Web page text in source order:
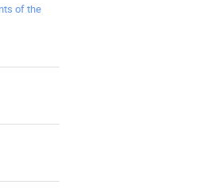
of the